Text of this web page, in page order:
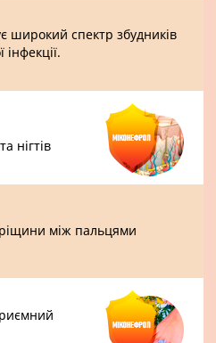
широкий спектр збудників
інфекції.
нігтів
між пальцями